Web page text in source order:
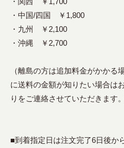
・中国/四国 ￥1,800
・九州 ￥2,100
・沖縄 ￥2,700
（離島の方は追加料金がかかる
に送料の金額が知りたい場合は
りをご連絡させていただきます。
■到着指定日は注文完了6日後か